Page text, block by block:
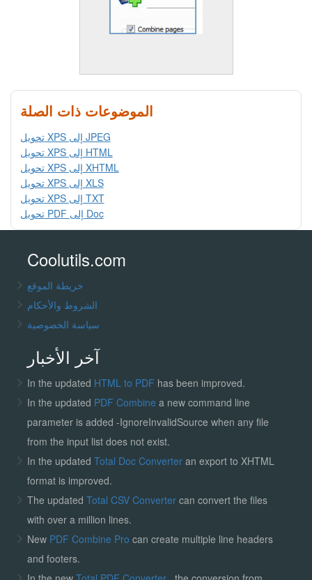
الموضوعات ذات الصلة
تحويل XPS إلى JPEG
تحويل XPS إلى HTML
تحويل XPS إلى XHTML
تحويل XPS إلى XLS
تحويل XPS إلى TXT
تحويل PDF إلى Doc
Coolutils.com
خريطة الموقع
الشروط والأحكام
سياسة الخصوصية
آخر الأخبار
In the updated HTML to PDF has been improved.
In the updated PDF Combine a new command line
parameter is added -IgnoreInvalidSource when any file
from the input list does not exist.
In the updated Total Doc Converter an export to XHTML
format is improved.
The updated Total CSV Convertercan convert the files
with over a million lines.
New PDF Combine Pro can create multiple line headers
and footers.